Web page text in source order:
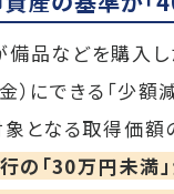
品などを購入し
）にできる「少
象となる取得価
の「30万円未満